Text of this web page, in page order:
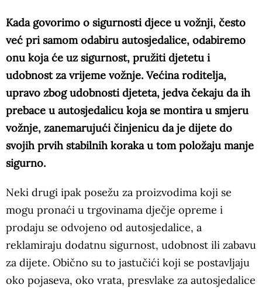
Kada govorimo o sigurnosti djece u vožnji, često
već pri samom odabiru autosjedalice, odabiremo
onu koja će uz sigurnost, pružiti djetetu i
udobnost za vrijeme vožnje. Većina roditelja,
upravo zbog udobnosti djeteta, jedva čekaju da ih
prebace u autosjedalicu koja se montira u smjeru
vožnje, zanemarujući činjenicu da je dijete do
svojih prvih stabilnih koraka u tom položaju manje
sigurno.
Neki drugi ipak posežu za proizvodima koji se
mogu pronaći u trgovinama dječje opreme i
prodaju se odvojeno od autosjedalice, a
reklamiraju dodatnu sigurnost, udobnost ili zabavu
za dijete. Obično su to jastučići koji se postavljaju
oko pojaseva, oko vrata, presvlake za autosjedalice